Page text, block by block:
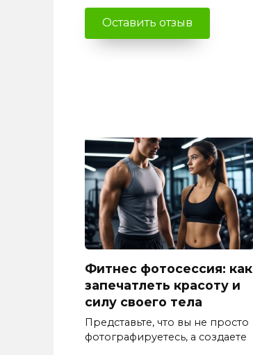
Фитнес фотосессия: как
запечатлеть красоту и
силу своего тела
Представьте, что вы не просто
фотографируетесь, а создаете